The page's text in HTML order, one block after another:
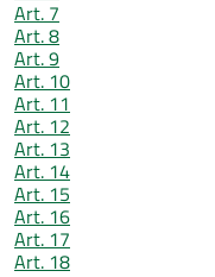
Art. 7
Art. 8
Art. 9
Art. 10
Art. 11
Art. 12
Art. 13
Art. 14
Art. 15
Art. 16
Art. 17
Art. 18